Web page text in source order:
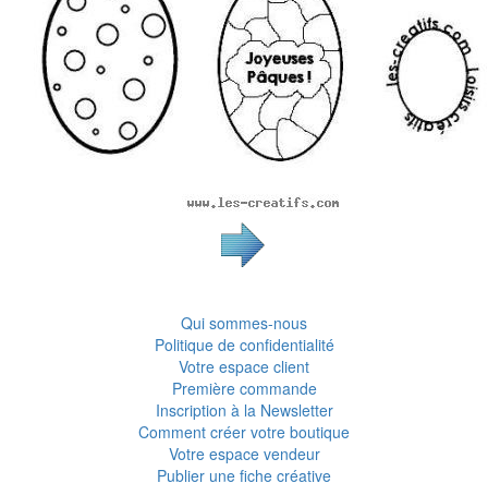
Qui sommes-nous
Politique de confidentialité
Votre espace client
Première commande
Inscription à la Newsletter
Comment créer votre boutique
Votre espace vendeur
Publier une fiche créative